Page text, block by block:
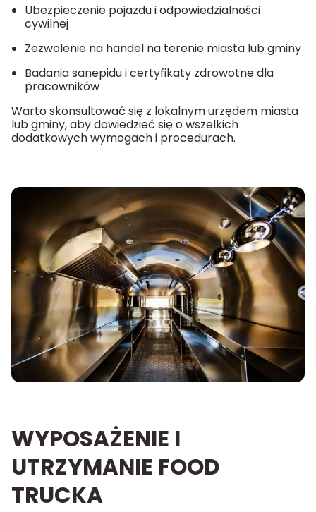
Ubezpieczenie pojazdu i odpowiedzialności
cywilnej
Zezwolenie na handel na terenie miasta lub gminy
Badania sanepidu i certyfikaty zdrowotne dla
pracowników
Warto skonsultować się z lokalnym urzędem miasta
lub gminy, aby dowiedzieć się o wszelkich
dodatkowych wymogach i procedurach.
WYPOSAŻENIE I
UTRZYMANIE FOOD
TRUCKA